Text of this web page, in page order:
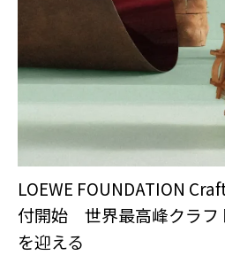
LOEWE FOUNDATION
付開始 世界最高峰クラフ
を迎える